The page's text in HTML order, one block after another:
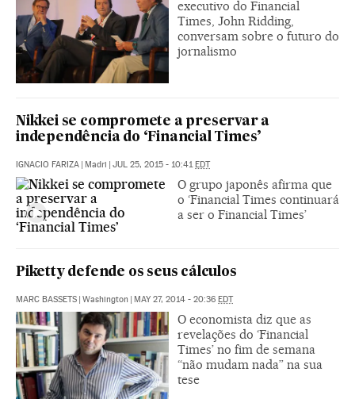
executivo do Financial
Times, John Ridding,
conversam sobre o futuro do
jornalismo
Nikkei se compromete a preservar a
independência do ‘Financial Times’
IGNACIO FARIZA | Madri | JUL 25, 2015 - 10:41EDT
O grupo japonês afirma que
o ‘Financial Times continuará
a ser o Financial Times’
Piketty defende os seus cálculos
MARC BASSETS | Washington | MAY 27, 2014 - 20:36 EDT
O economista diz que as
revelações do ‘Financial
Times’ no fim de semana
“não mudam nada” na sua
tese